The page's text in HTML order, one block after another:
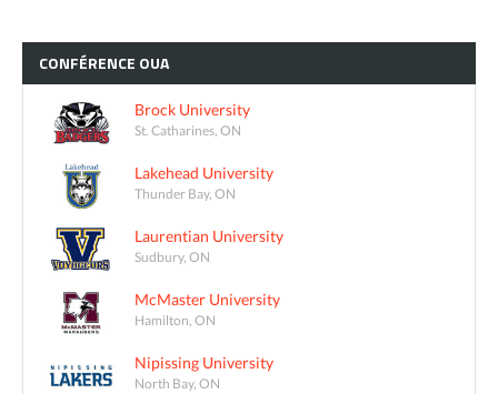
CONFÉRENCE OUA
Brock University
St. Catharines, ON
Lakehead University
Thunder Bay, ON
Laurentian University
Sudbury, ON
McMaster University
Hamilton, ON
Nipissing University
North Bay, ON